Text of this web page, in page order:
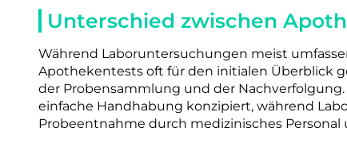
Unterschied zwischen
Während Laboruntersuchungen meist
Apothekentests oft für den initialen Überblick
der Probensammlung und der
einfache Handhabung konzipiert, während
Probeentnahme durch medizinisches Personal